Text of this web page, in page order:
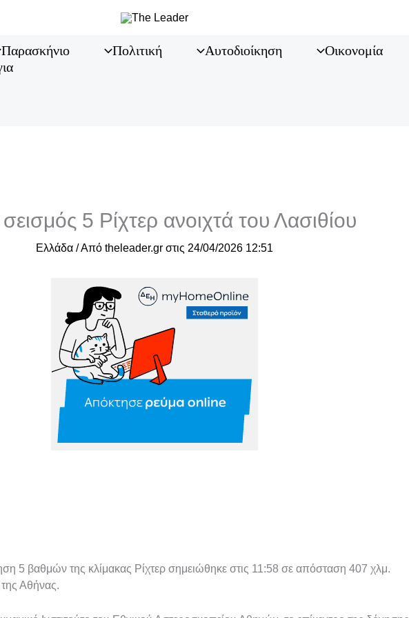
Παρασκήνιο Πολιτική Αυτοδιοίκηση Οικονομία
5 Ρίχτερ ανοιχτά του Λασιθίου
Ελλάδα / Από theleader.gr στις 24/04/2026 12:51
5 βαθμών της κλίμακας Ρίχτερ σημειώθηκε στις 11:58 σε απόσταση 407 χλμ.
της Αθήνας.